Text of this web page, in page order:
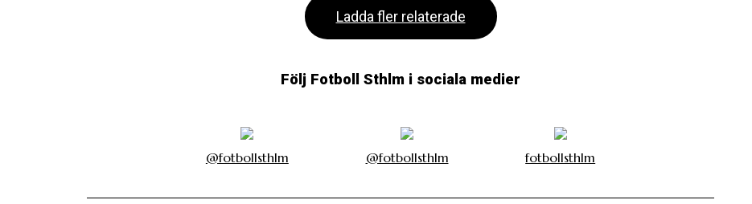
Ladda fler relaterade
Följ Fotboll Sthlm i sociala medier
@fotbollsthlm @fotbollsthlm fotbollsthlm